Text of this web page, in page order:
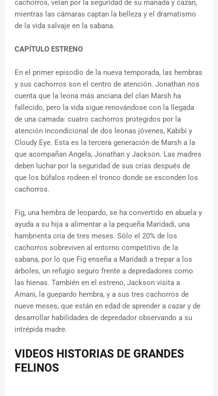
cachorros, velan por la seguridad de su manada y cazan,
mientras las cámaras captan la belleza y el dramatismo
de la vida salvaje en la sabana.
CAPÍTULO ESTRENO
En el primer episodio de la nueva temporada, las hembras
y sus cachorros son el centro de atención. Jonathan nos
cuenta que la leona más anciana del clan Marsh ha
fallecido, pero la vida sigue renovándose con la llegada
de una camada: cuatro cachorros protegidos por la
atención incondicional de dos leonas jóvenes, Kabibi y
Cloudy Eye. Esta es la tercera generación de Marsh a la
que acompañan Angela, Jonathan y Jackson. Las madres
deben luchar por la seguridad de sus crías después de
que los búfalos rodeen el tronco donde se esconden los
cachorros.
Fig, una hembra de leopardo, se ha convertido en abuela y
ayuda a su hija a alimentar a la pequeña Maridadi, una
hambrienta cría de tres meses. Sólo el 20% de los
cachorros sobreviven al entorno competitivo de la
sabana, por lo que Fig enseña a Maridadi a trepar a los
árboles, un refugio seguro frente a depredadores como
las hienas. También en el estreno, Jackson visita a
Amani, la guepardo hembra, y a sus tres cachorros de
nueve meses, que están en edad de aprender a cazar y de
desarrollar habilidades de depredador observando a su
intrépida madre.
VIDEOS HISTORIAS DE GRANDES
FELINOS